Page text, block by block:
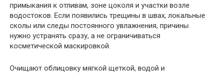
примыкания к отливам, зоне цоколя и участки возле
водостоков. Если появились трещины в швах, локальные
сколы или следы постоянного увлажнения, причины
нужно устранять сразу, а не ограничиваться
косметической маскировкой.
Очищают облицовку мягкой щеткой, водой и